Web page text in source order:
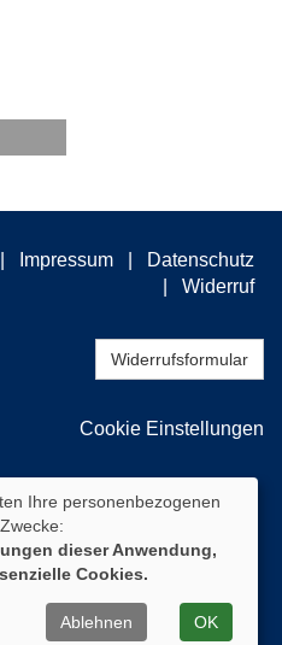
Impressum
Datenschutz
Widerruf
Widerrufsformular
Cookie Einstellungen
Ihre personenbezogenen
dieser Anwendung,
Cookies.
Ablehnen OK